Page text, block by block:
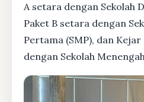
A setara dengan Sekolah
Paket B setara dengan
Pertama (SMP), dan
dengan Sekolah